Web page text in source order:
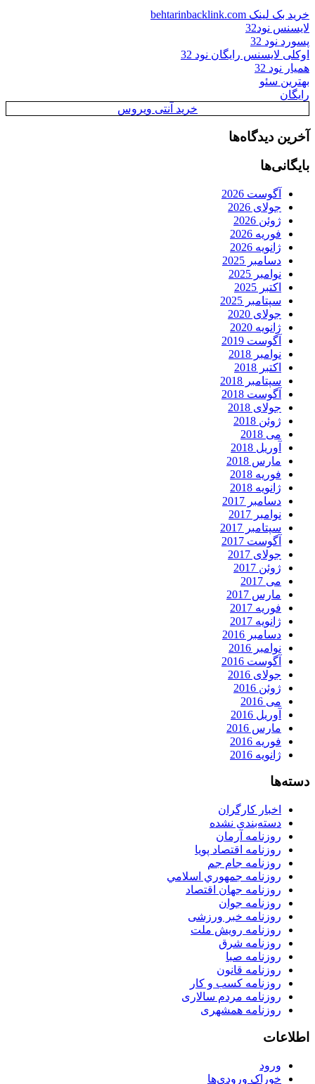
خرید بک لینک behtarinbacklink.com
لایسنس نود32
پسورد نود 32
اوکلی لایسنس رایگان نود 32
همیار نود 32
بهترین سئو
رایگان
خرید آنتی ویروس
آخرین دیدگاه‌ها
بایگانی‌ها
آگوست 2026
جولای 2026
ژوئن 2026
فوریه 2026
ژانویه 2026
دسامبر 2025
نوامبر 2025
اکتبر 2025
سپتامبر 2025
جولای 2020
ژانویه 2020
آگوست 2019
نوامبر 2018
اکتبر 2018
سپتامبر 2018
آگوست 2018
جولای 2018
ژوئن 2018
می 2018
آوریل 2018
مارس 2018
فوریه 2018
ژانویه 2018
دسامبر 2017
نوامبر 2017
سپتامبر 2017
آگوست 2017
جولای 2017
ژوئن 2017
می 2017
مارس 2017
فوریه 2017
ژانویه 2017
دسامبر 2016
نوامبر 2016
آگوست 2016
جولای 2016
ژوئن 2016
می 2016
آوریل 2016
مارس 2016
فوریه 2016
ژانویه 2016
دسته‌ها
اخبار کارگران
دسته‌بندی نشده
روزنامه آرمان
روزنامه اقتصاد پویا
روزنامه جام جم
روزنامه جمهوري اسلامي
روزنامه جهان اقتصاد
روزنامه جوان
روزنامه خبر ورزشى
روزنامه رویش ملت
روزنامه شرق
روزنامه صبا
روزنامه قانون
روزنامه كسب و كار
روزنامه مردم سالاری
روزنامه همشهری
اطلاعات
ورود
خوراک ورودی‌ها